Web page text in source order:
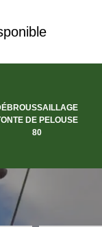
DE PELOUSE
80